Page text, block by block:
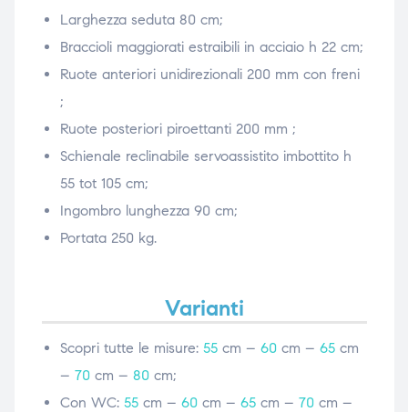
Larghezza seduta 80 cm;
Braccioli maggiorati estraibili in acciaio h 22 cm;
Ruote anteriori unidirezionali 200 mm con freni
;
Ruote posteriori piroettanti 200 mm ;
Schienale reclinabile servoassistito imbottito h
55 tot 105 cm;
Ingombro lunghezza 90 cm;
Portata 250 kg.
Varianti
Scopri tutte le misure: 55cm – 60cm – 65cm
– 70cm – 80cm;
Con WC: 55cm – 60cm – 65cm – 70cm –